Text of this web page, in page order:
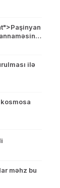
ilə
məhz bu